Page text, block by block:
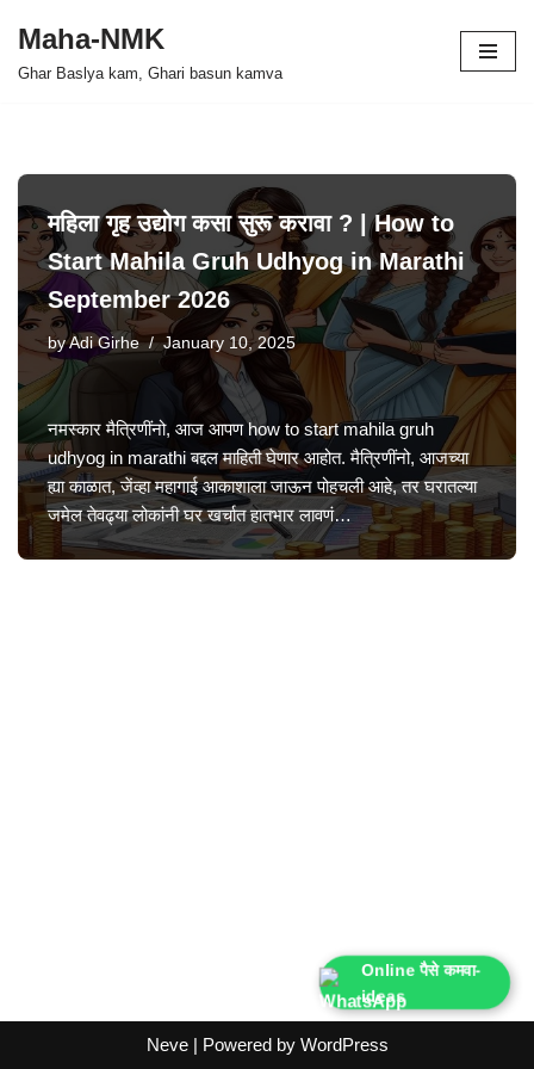
Skip
Maha-NMK
Ghar Baslya kam, Ghari basun kamva
महिला गृह उद्योग कसा सुरू करावा ? | How to
Start Mahila Gruh Udhyog in Marathi
September 2026
byAdi Girhe January 10, 2025
नमस्कार मैत्रिणींनो, आज आपण how to start mahila gruh
udhyog in marathi बद्दल माहिती घेणार आहोत. मैत्रिणींनो, आजच्या
ह्या काळात, जेंव्हा महागाई आकाशाला जाऊन पोहचली आहे, तर घरातल्या
जमेल तेवढ्या लोकांनी घर खर्चात हातभार लावणं…
Neve| Powered by WordPress
Online पैसे कमवा-
ideas